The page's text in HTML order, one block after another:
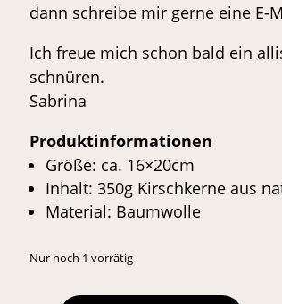
dann schreibe mir gerne eine E-
Ich freue mich schon bald ein
schnüren.
Sabrina
Produktinformationen
Größe: ca. 16×20cm
Inhalt: 350g Kirschkerne aus
Material: Baumwolle
Nur noch 1 vorrätig